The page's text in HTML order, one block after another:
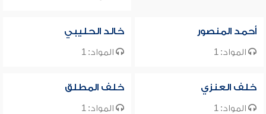
أحمد المنصور
المواد: 1
خالد الحليبي
المواد: 1
خلف العنزي
المواد: 1
خلف المطلق
المواد: 1